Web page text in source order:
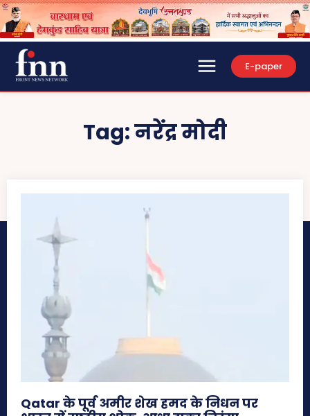
E-paper
Tag:नरेंद्र मोदी
Qatar के पूर्व अमीर शेख हमद के निधन पर